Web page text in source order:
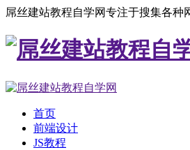
屌丝建站教程自学网专注于搜集各
首页
前端设计
JS教程